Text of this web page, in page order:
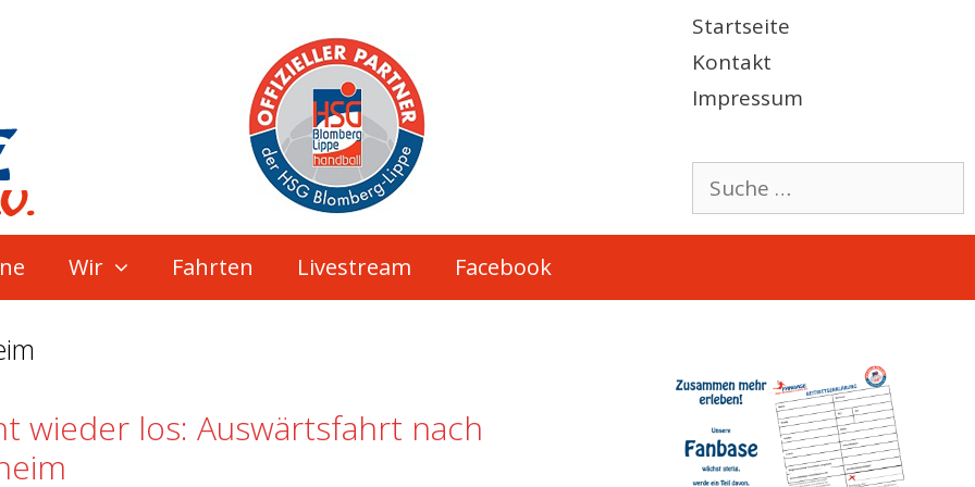
Startseite
Kontakt
Impressum
Suche
nach:
Wir Fahrten Livestream Facebook
wieder los: Auswärtsfahrt nach